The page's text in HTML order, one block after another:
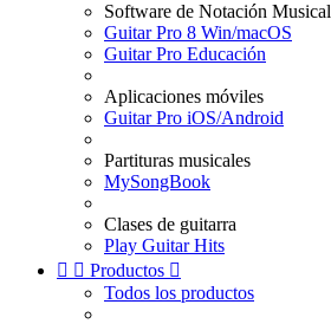
Software de Notación Musical
Guitar Pro 8 Win/macOS
Guitar Pro Educación
Aplicaciones móviles
Guitar Pro iOS/Android
Partituras musicales
MySongBook
Clases de guitarra
Play Guitar Hits
  Productos 
Todos los productos